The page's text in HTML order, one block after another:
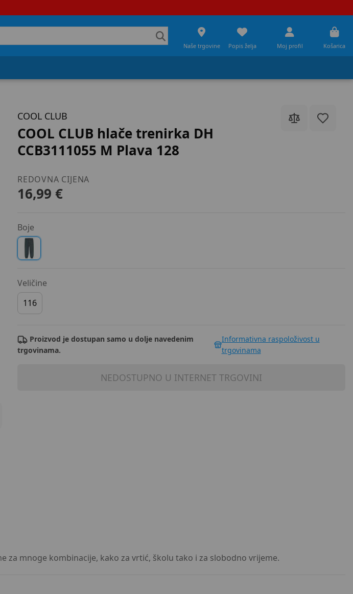
Naše trgovine Popis želja Moj profil Košarica
COOL CLUB
COOL CLUB hlače trenirka DH
CCB3111055 M Plava 128
REDOVNA CIJENA
16,99 €
Boje
Veličine
116
Proizvod je dostupan samo u dolje navedenim
trgovinama.
Informativna raspoloživost u
trgovinama
NEDOSTUPNO U INTERNET TRGOVINI
za mnoge kombinacije, kako za vrtić, školu tako i za slobodno vrijeme.